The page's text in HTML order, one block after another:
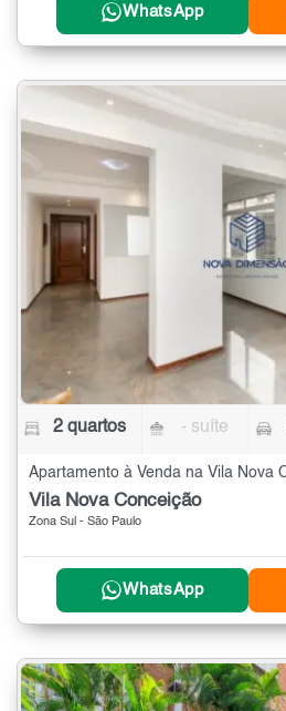
WhatsApp
2 quartos - suíte
Vila Nova Conceição
Zona Sul - São Paulo
WhatsApp